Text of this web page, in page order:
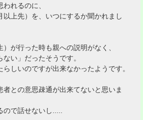
れるのに、
以上先）を、いつにするか聞かれまし
が行った時も親への説明がなく、
い」だったそうです。
しいのですが出来なかったようです。
者との意思疎通が出来てないと思いま
ので話せないし.....